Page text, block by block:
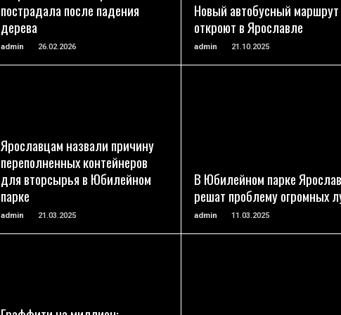
пострадала после падения
дерева
admin 26.02.2026
Новый автобусный маршрут
откроют в Ярославле
admin 21.10.2025
Ярославцам назвали причину
переполненных контейнеров
для вторсырья в Юбилейном
парке
admin 21.03.2025
В Юбилейном парке
решат проблему огромных
admin 11.03.2025